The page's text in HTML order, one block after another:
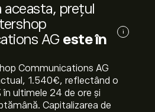
aceasta, prețul
AG este în
i
Communications AG
1.540‎€‎, reflectând o
în ultimele 24 de ore și
Capitalizarea de